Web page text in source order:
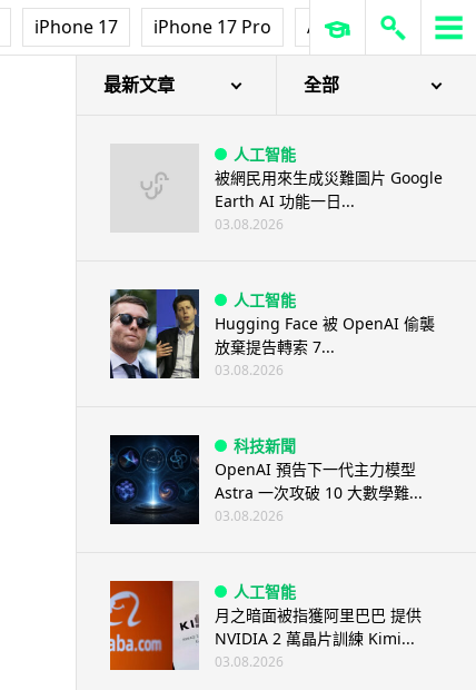
iPhone 17 iPhone 17 Pro AirPods Pro 3
最新文章 全部
人工智能
被網民用來生成災難圖片 Google
Earth AI 功能一日...
03.08.2026
人工智能
Hugging Face 被 OpenAI 偷襲
放棄提告轉索 7...
03.08.2026
科技新聞
OpenAI 預告下一代主力模型
Astra 一次攻破 10 大數學難...
03.08.2026
人工智能
月之暗面被指獲阿里巴巴 提供
NVIDIA 2 萬晶片訓練 Kimi...
03.08.2026